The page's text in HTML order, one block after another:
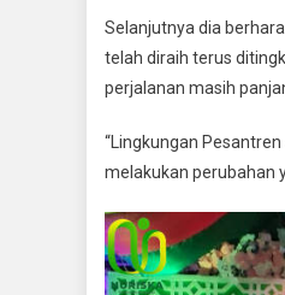
Selanjutnya dia
telah diraih terus
perjalanan masih
“Lingkungan
melakukan perubahan